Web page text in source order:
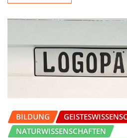
BILDUNG
NATURWISSENSCHAFTEN